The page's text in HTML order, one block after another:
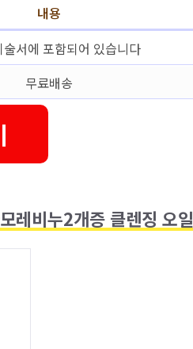
내용
술서에 포함되어 있습니다
무료배송
비누2개증 클렌징 오일